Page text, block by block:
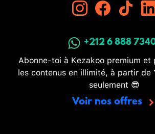
+212 6 888
Abonne-toi à Kezakoo premium
les contenus en illimité, à partir de
seulement 😎
Voir nos offres